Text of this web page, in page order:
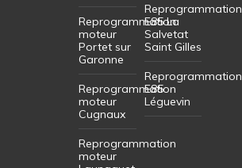
Reprogrammation
moteur
Portet sur
Garonne
Reprogrammation
moteur
Cugnaux
Reprogrammation
moteur
Reprogrammation
E85 La
Salvetat
Saint Gilles
Reprogrammation
E85
Léguevin